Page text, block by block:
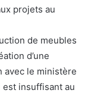
projets au
de meubles
d’une
avec le ministère
insuffisant au